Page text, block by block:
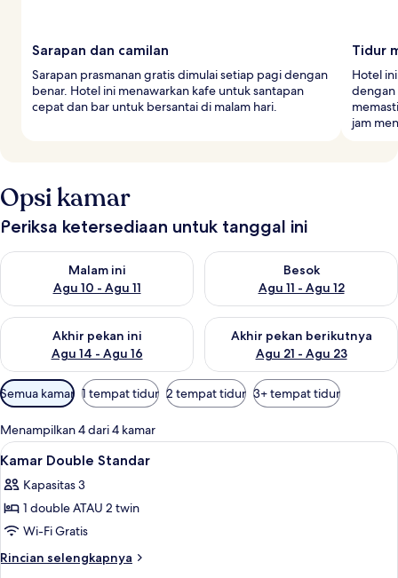
Sarapan dan camilan
Sarapan prasmanan gratis dimulai setiap pagi dengan
benar. Hotel ini menawarkan kafe untuk santapan
cepat dan bar untuk bersantai di malam hari.
Tidur
Hotel
dengan
jam
Opsi kamar
Periksa ketersediaan untuk tanggal ini
Malam ini
Agu 10 - Agu 11
Periksa ketersediaan untuk malam ini Agu 10 - Agu 11
Besok
Agu 11 - Agu 12
Periksa ketersediaan untuk
Akhir pekan ini
Agu 14 - Agu 16
Periksa ketersediaan untuk akhir pekan ini Agu 14 - Agu 16
Akhir pekan berikutnya
Agu 21 - Agu 23
Periksa ketersediaan untuk
Filter
tersedia
untuk
kamar
Semua kamar 1 tempat tidur 2 tempat tidur 3+ tempat tidur
Menampilkan 4 dari 4 kamar
Lihat
semua
foto
untuk
Kamar
Double
Shower, perlengkapan mandi
1
Kamar Double Standar
Kapasitas 3
1 double ATAU 2 twin
Wi-Fi Gratis
Rincian selengkapnya
Rincian